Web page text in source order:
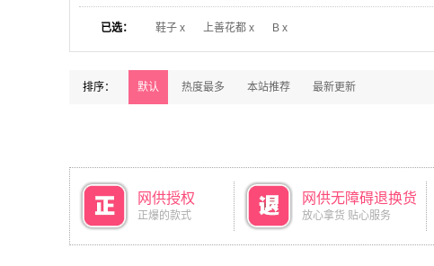
已选： 鞋子 x 上善花都 x B x
排序： 默认 热度最多 本站推荐 最新更新
网供授权
正爆的款式
网供无障碍退换货
放心拿货 贴心服务